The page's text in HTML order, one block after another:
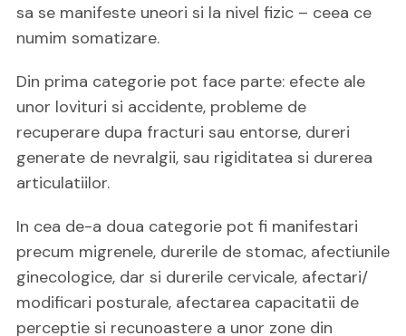
sa se manifeste uneori si la nivel fizic – ceea ce
numim somatizare.
Din prima categorie pot face parte: efecte ale
unor lovituri si accidente, probleme de
recuperare dupa fracturi sau entorse, dureri
generate de nevralgii, sau rigiditatea si durerea
articulatiilor.
In cea de-a doua categorie pot fi manifestari
precum migrenele, durerile de stomac, afectiunile
ginecologice, dar si durerile cervicale, afectari/
modificari posturale, afectarea capacitatii de
perceptie si recunoastere a unor zone din